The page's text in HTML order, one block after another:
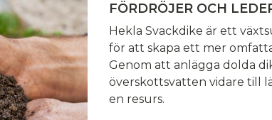
FÖRDRÖJER OCH
Hekla Svackdike är ett
för att skapa ett mer
Genom att anlägga dolda
överskottsvatten vidare till
en resurs.